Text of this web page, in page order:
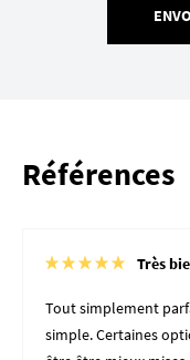
Références
Très
Tout simplement
simple. Certaines